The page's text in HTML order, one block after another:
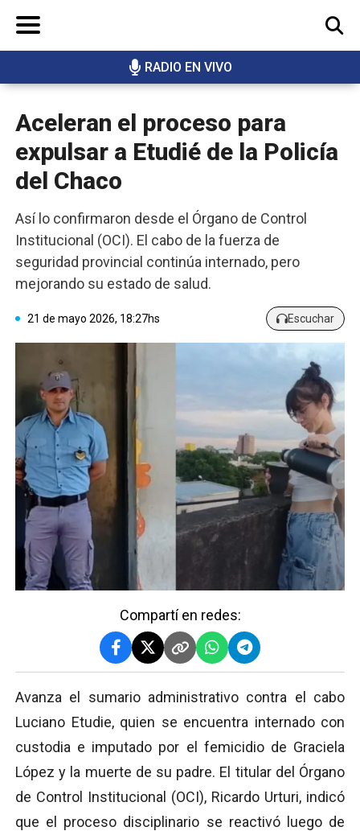
RADIO EN VIVO
BUSCAR
Aceleran el proceso para
expulsar a Etudié de la Policía
del Chaco
Así lo confirmaron desde el Órgano de Control
Institucional (OCI). El cabo de la fuerza de
seguridad provincial continúa internado, pero
mejorando su estado de salud.
21 de mayo 2026, 18:27hs Escuchar
Compartí en redes:
Avanza el sumario administrativo contra el cabo
Luciano Etudie, quien se encuentra internado con
custodia e imputado por el femicidio de Graciela
López y la muerte de su padre. El titular del Órgano
de Control Institucional (OCI), Ricardo Urturi, indicó
que el proceso disciplinario se reactivó luego de